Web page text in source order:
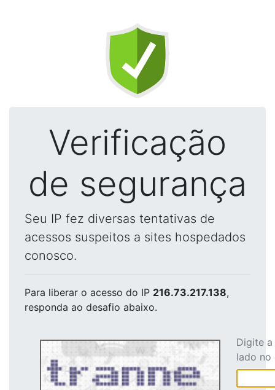
Verificação
de segurança
Seu IP fez diversas tentativas de
acessos suspeitos a sites hospedados
conosco.
Para liberar o acesso do IP 216.73.217.138,
responda ao desafio abaixo.
Digite
lado no